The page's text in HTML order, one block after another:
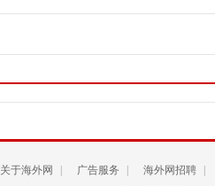
关于海外网 广告服务 海外网招聘